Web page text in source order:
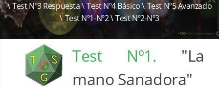
Test Nº3 Respuesta
Test Nº4 Básico
Test Nº5 Avanzado
Test Nº1-Nº2
Test Nº2-Nº3
Test Nº1. "La
mano Sanadora"